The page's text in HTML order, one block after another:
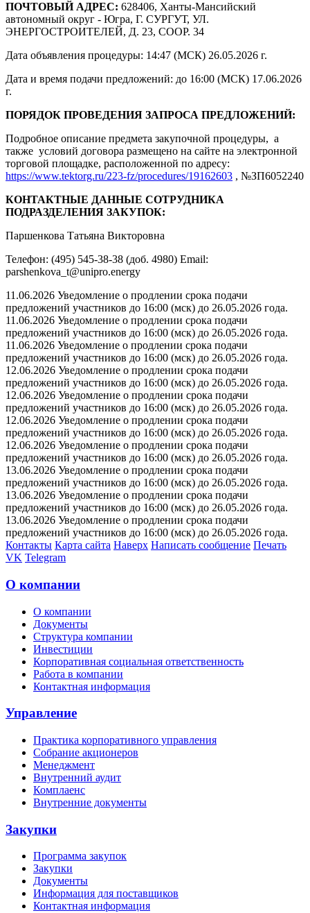
ПОЧТОВЫЙ АДРЕС: 628406, Ханты-Мансийский
автономный округ - Югра, Г. СУРГУТ, УЛ.
ЭНЕРГОСТРОИТЕЛЕЙ, Д. 23, СООР. 34
Дата объявления процедуры: 14:47 (МСК) 26.05.2026 г.
Дата и время подачи предложений: до 16:00 (МСК) 17.06.2026
г.
ПОРЯДОК ПРОВЕДЕНИЯ ЗАПРОСА ПРЕДЛОЖЕНИЙ:
Подробное описание предмета закупочной процедуры, а
также условий договора размещено на сайте на электронной
торговой площадке, расположенной по адресу:
https://www.tektorg.ru/223-fz/procedures/19162603 , №ЗП6052240
КОНТАКТНЫЕ ДАННЫЕ СОТРУДНИКА
ПОДРАЗДЕЛЕНИЯ ЗАКУПОК:
Паршенкова Татьяна Викторовна
Телефон: (495) 545-38-38 (доб. 4980) Email:
parshenkova_t@unipro.energy
11.06.2026 Уведомление о продлении срока подачи
предложений участников до 16:00 (мск) до 26.05.2026 года.
11.06.2026 Уведомление о продлении срока подачи
предложений участников до 16:00 (мск) до 26.05.2026 года.
11.06.2026 Уведомление о продлении срока подачи
предложений участников до 16:00 (мск) до 26.05.2026 года.
12.06.2026 Уведомление о продлении срока подачи
предложений участников до 16:00 (мск) до 26.05.2026 года.
12.06.2026 Уведомление о продлении срока подачи
предложений участников до 16:00 (мск) до 26.05.2026 года.
12.06.2026 Уведомление о продлении срока подачи
предложений участников до 16:00 (мск) до 26.05.2026 года.
12.06.2026 Уведомление о продлении срока подачи
предложений участников до 16:00 (мск) до 26.05.2026 года.
13.06.2026 Уведомление о продлении срока подачи
предложений участников до 16:00 (мск) до 26.05.2026 года.
13.06.2026 Уведомление о продлении срока подачи
предложений участников до 16:00 (мск) до 26.05.2026 года.
13.06.2026 Уведомление о продлении срока подачи
предложений участников до 16:00 (мск) до 26.05.2026 года.
Контакты Карта сайта Наверх Написать сообщение Печать
VK Telegram
О компании
О компании
Документы
Структура компании
Инвестиции
Корпоративная социальная ответственность
Работа в компании
Контактная информация
Управление
Практика корпоративного управления
Собрание акционеров
Менеджмент
Внутренний аудит
Комплаенс
Внутренние документы
Закупки
Программа закупок
Закупки
Документы
Информация для поставщиков
Контактная информация